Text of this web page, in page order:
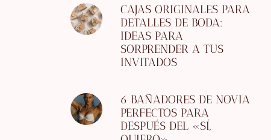
CAJAS ORIGINALES PARA
DETALLES DE BODA:
IDEAS PARA
SORPRENDER A TUS
INVITADOS
6 BAÑADORES DE NOVIA
PERFECTOS PARA
DESPUÉS DEL «SÍ,